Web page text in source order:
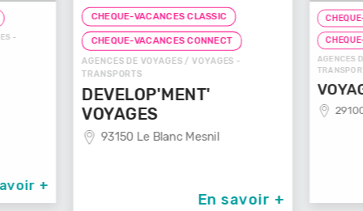
-
+
CHEQUE-VACANCES CLASSIC
CHEQUE-VACANCES CONNECT
AGENCES DE VOYAGES / VOYAGES -
TRANSPORTS
DEVELOP'MENT'
VOYAGES
93150 Le Blanc Mesnil
En savoir +
AGENCES